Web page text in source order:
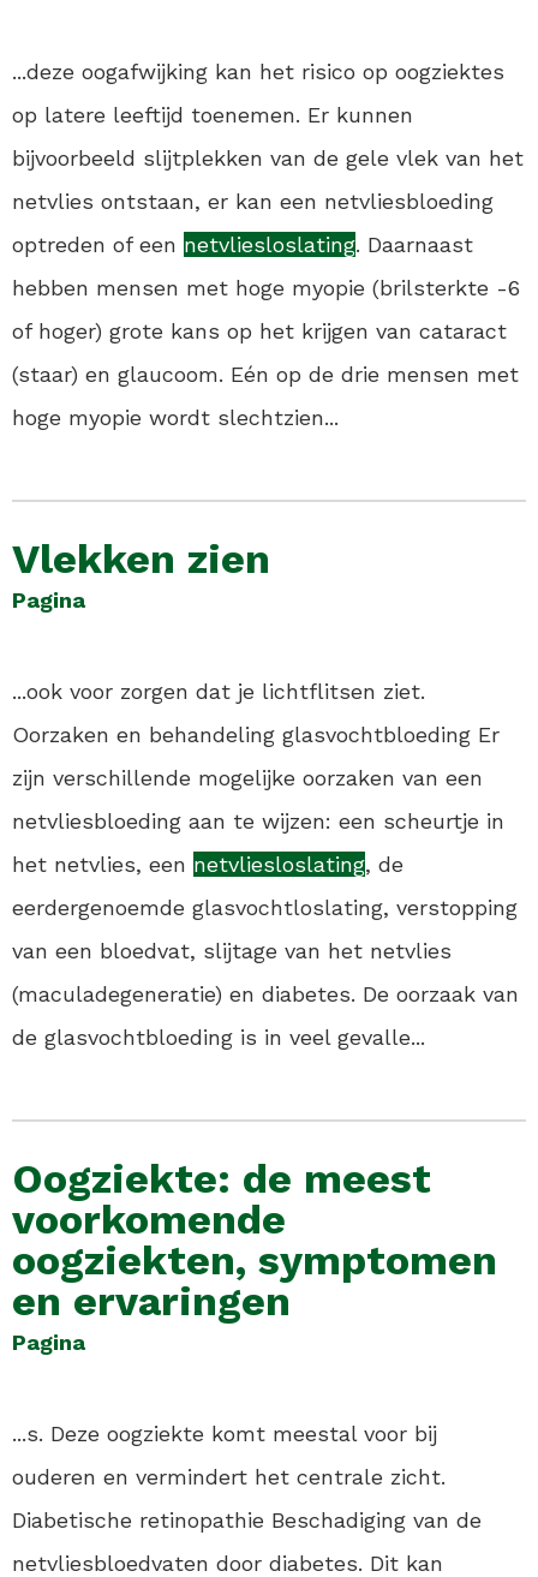
...deze oogafwijking kan het risico op oogziektes
op latere leeftijd toenemen. Er kunnen
bijvoorbeeld slijtplekken van de gele vlek van het
netvlies ontstaan, er kan een netvliesbloeding
optreden of een netvliesloslating. Daarnaast
hebben mensen met hoge myopie (brilsterkte -6
of hoger) grote kans op het krijgen van cataract
(staar) en glaucoom. Eén op de drie mensen met
hoge myopie wordt slechtzien...
Vlekken zien
Pagina
...ook voor zorgen dat je lichtflitsen ziet.
Oorzaken en behandeling glasvochtbloeding Er
zijn verschillende mogelijke oorzaken van een
netvliesbloeding aan te wijzen: een scheurtje in
het netvlies, een netvliesloslating, de
eerdergenoemde glasvochtloslating, verstopping
van een bloedvat, slijtage van het netvlies
(maculadegeneratie) en diabetes. De oorzaak van
de glasvochtbloeding is in veel gevalle...
Oogziekte: de meest
voorkomende
oogziekten, symptomen
en ervaringen
Pagina
...s. Deze oogziekte komt meestal voor bij
ouderen en vermindert het centrale zicht.
Diabetische retinopathie Beschadiging van de
netvliesbloedvaten door diabetes. Dit kan